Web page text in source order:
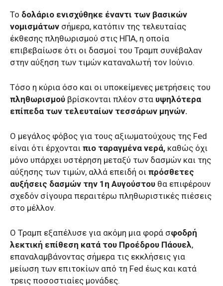
Το δολάριο ενισχύθηκε έναντι των βασικών
νομισμάτων σήμερα, κατόπιν της τελευταίας
έκθεσης πληθωρισμού στις ΗΠΑ, η οποία
επιβεβαίωσε ότι οι δασμοί του Τραμπ συνέβαλαν
στην αύξηση των τιμών καταναλωτή τον Ιούνιο.
Τόσο η κύρια όσο και οι υποκείμενες μετρήσεις του
πληθωρισμού βρίσκονται πλέον στα υψηλότερα
επίπεδα των τελευταίων τεσσάρων μηνών.
Ο μεγάλος φόβος για τους αξιωματούχους της Fed
είναι ότι έρχονται πιο ταραγμένα νερά, καθώς όχι
μόνο υπάρχει υστέρηση μεταξύ των δασμών και της
αύξησης των τιμών, αλλά επειδή οι πρόσθετες
αυξήσεις δασμών την 1η Αυγούστου θα επιφέρουν
σχεδόν σίγουρα περαιτέρω πληθωριστικές πιέσεις
στο μέλλον.
Ο Τραμπ εξαπέλυσε για ακόμη μια φορά σφοδρή
λεκτική επίθεση κατά του Προέδρου Πάουελ,
επαναλαμβάνοντας σήμερα τις εκκλήσεις για
μείωση των επιτοκίων από τη Fed έως και κατά
τρεις ποσοστιαίες μονάδες.